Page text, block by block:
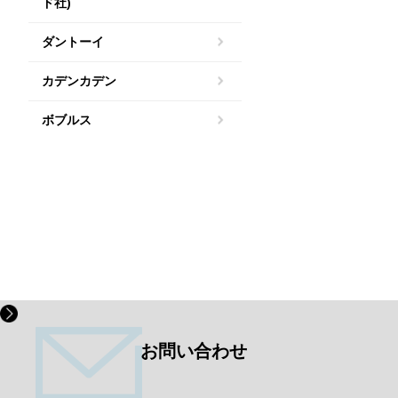
ド社)
ダントーイ
カデンカデン
ボブルス
お問い合わせ